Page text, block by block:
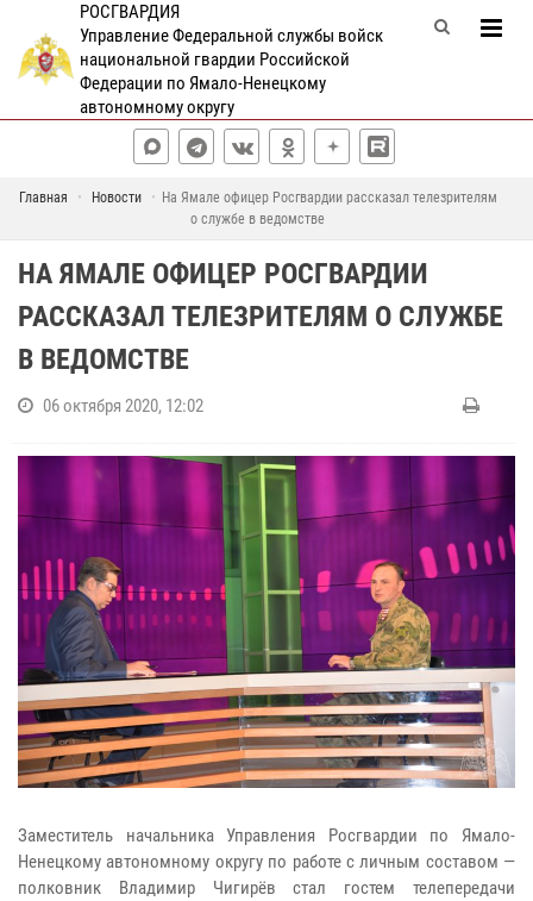
РОСГВАРДИЯ
Управление Федеральной службы войск
национальной гвардии Российской
Федерации по Ямало-Ненецкому
автономному округу
Главная Новости
На Ямале офицер Росгвардии рассказал телезрителям
о службе в ведомстве
НА ЯМАЛЕ ОФИЦЕР РОСГВАРДИИ
РАССКАЗАЛ ТЕЛЕЗРИТЕЛЯМ О СЛУЖБЕ
В ВЕДОМСТВЕ
06 октября 2020, 12:02
Заместитель начальника Управления Росгвардии по Ямало-
Ненецкому автономному округу по работе с личным составом —
полковник Владимир Чигирёв стал гостем телепередачи